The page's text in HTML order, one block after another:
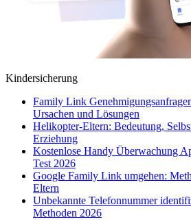
Kindersicherung
Family Link
Ursachen und Lösungen
Helikopter-Eltern: Bedeutung,
Erziehung
Kostenlose Handy Überwachung
Test 2026
Google Family Link umgehen:
Eltern
Unbekannte Telefonnummer
Methoden 2026